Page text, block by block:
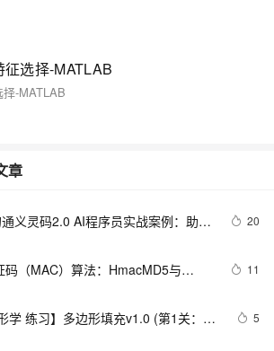
选择-MATLAB
-MATLAB
章
义灵码2.0 AI程序员实战案例：助力
20
码（MAC）算法：HmacMD5与
11
学 练习】多边形填充v1.0 (第1关：扫
5